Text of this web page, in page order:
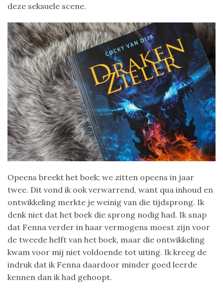
deze seksuele scene.
Opeens breekt het boek; we zitten opeens in jaar
twee. Dit vond ik ook verwarrend, want qua inhoud en
ontwikkeling merkte je weinig van die tijdsprong. Ik
denk niet dat het boek die sprong nodig had. Ik snap
dat Fenna verder in haar vermogens moest zijn voor
de tweede helft van het boek, maar die ontwikkeling
kwam voor mij niet voldoende tot uiting. Ik kreeg de
indruk dat ik Fenna daardoor minder goed leerde
kennen dan ik had gehoopt.